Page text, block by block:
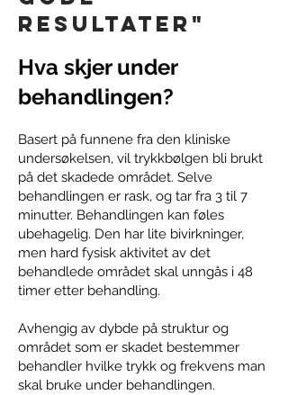
resultater"
Hva skjer under
behandlingen?
Basert på funnene fra den kliniske
undersøkelsen, vil trykkbølgen bli brukt
på det skadede området. Selve
behandlingen er rask, og tar fra 3 til 7
minutter. Behandlingen kan føles
ubehagelig. Den har lite bivirkninger,
men hard fysisk aktivitet av det
behandlede området skal unngås i 48
timer etter behandling.
Avhengig av dybde på struktur og
området som er skadet bestemmer
behandler hvilke trykk og frekvens man
skal bruke under behandlingen.